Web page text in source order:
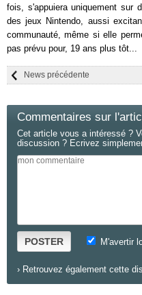
fois, s'appuiera uniquement sur
des jeux Nintendo, aussi
communauté, même si elle
pas prévu pour, 19 ans plus tôt...
News précédente
Commentaires sur
Cet article vous a intéressé ?
discussion ? Ecrivez
POSTER M'avertir
› Retrouvez également cette